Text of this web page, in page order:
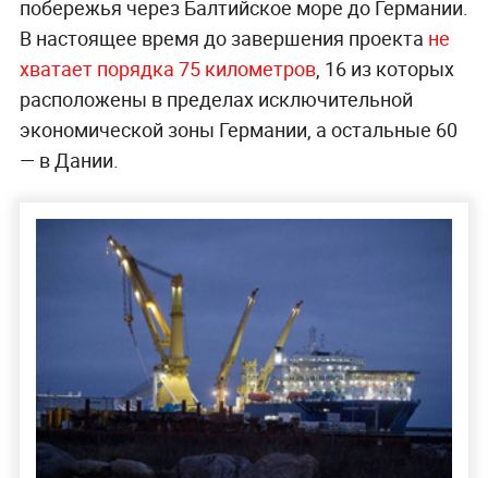
побережья через Балтийское море до Германии.
В настоящее время до завершения проекта не
хватает порядка 75 километров, 16 из которых
расположены в пределах исключительной
экономической зоны Германии, а остальные 60
— в Дании.